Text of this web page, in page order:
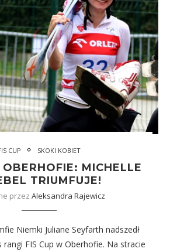
CUP SKOKI KOBIET
MICHELLE
TRIUMFUJE!
przez Aleksandra Rajewicz
Niemki Juliane Seyfarth nadszedł
FIS Cup w Oberhofie. Na stracie